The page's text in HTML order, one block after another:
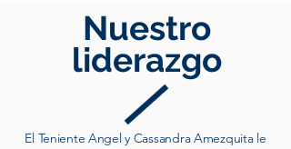
Nuestro
liderazgo
El Teniente Angel y Cassandra Amezquita le